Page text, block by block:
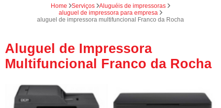
Home Serviços
Aluguéis de impressoras
aluguel de impressora para empresa
aluguel de impressora multifuncional Franco da Rocha
Aluguel de Impressora
Multifuncional Franco da Rocha